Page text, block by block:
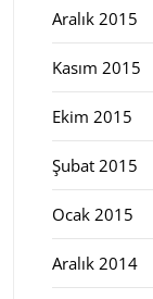
Aralık 2015
Kasım 2015
Ekim 2015
Şubat 2015
Ocak 2015
Aralık 2014